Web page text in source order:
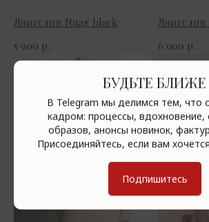
Лонгслив Nuag black
5 900 р.
6 900 р.
БУДЬТЕ БЛИЖЕ
В Telegram мы делимся тем, что
кадром: процессы, вдохновение,
образов, анонсы новинок,
Присоединяйтесь, если вам
Подпишитесь